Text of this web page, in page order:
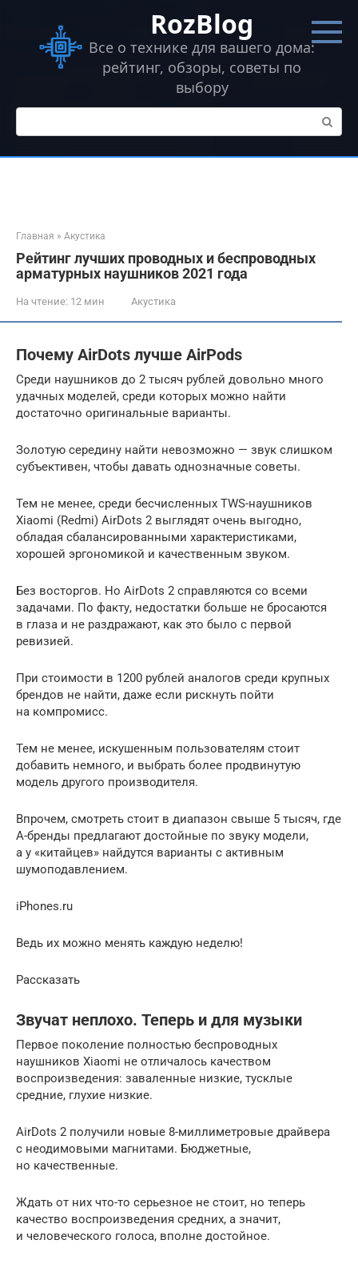
контенту
RozBlog
Все о технике для вашего дома:
рейтинг, обзоры, советы по
выбору
Поиск:
Главная » Акустика
Рейтинг лучших проводных и беспроводных
арматурных наушников 2021 года
На чтение: 12 мин Акустика
Почему AirDots лучше AirPods
Среди наушников до 2 тысяч рублей довольно много
удачных моделей, среди которых можно найти
достаточно оригинальные варианты.
Золотую середину найти невозможно — звук слишком
субъективен, чтобы давать однозначные советы.
Тем не менее, среди бесчисленных TWS-наушников
Xiaomi (Redmi) AirDots 2 выглядят очень выгодно,
обладая сбалансированными характеристиками,
хорошей эргономикой и качественным звуком.
Без восторгов. Но AirDots 2 справляются со всеми
задачами. По факту, недостатки больше не бросаются
в глаза и не раздражают, как это было с первой
ревизией.
При стоимости в 1200 рублей аналогов среди крупных
брендов не найти, даже если рискнуть пойти
на компромисс.
Тем не менее, искушенным пользователям стоит
добавить немного, и выбрать более продвинутую
модель другого производителя.
Впрочем, смотреть стоит в диапазон свыше 5 тысяч, где
А-бренды предлагают достойные по звуку модели,
а у «китайцев» найдутся варианты с активным
шумоподавлением.
iPhones.ru
Ведь их можно менять каждую неделю!
Рассказать
Звучат неплохо. Теперь и для музыки
Первое поколение полностью беспроводных
наушников Xiaomi не отличалось качеством
воспроизведения: заваленные низкие, тусклые
средние, глухие низкие.
AirDots 2 получили новые 8-миллиметровые драйвера
с неодимовыми магнитами. Бюджетные,
но качественные.
Ждать от них что-то серьезное не стоит, но теперь
качество воспроизведения средних, а значит,
и человеческого голоса, вполне достойное.